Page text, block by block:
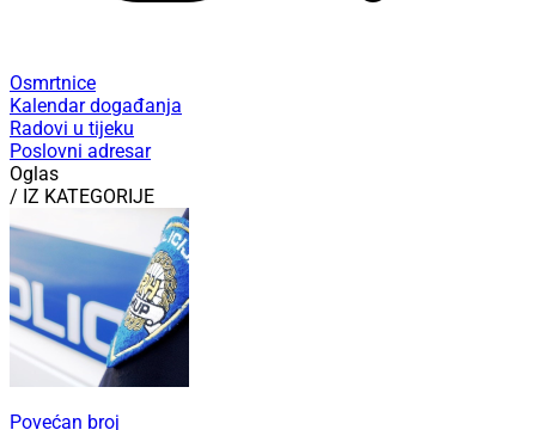
Osmrtnice
Kalendar događanja
Radovi u tijeku
Poslovni adresar
Oglas
/ IZ KATEGORIJE
Povećan broj